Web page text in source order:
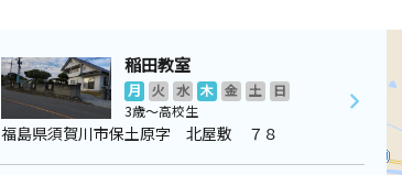
稲田教室
月 火 水 木 金 土
日
3歳～高校生
福島県須賀川市保土原字 北屋敷 ７８